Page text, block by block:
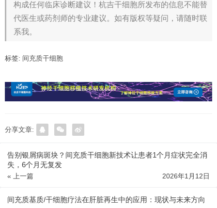
构成任何临床诊断建议！杭吉干细胞所发布的信息不能替
代医生或药剂师的专业建议。如有版权等疑问，请随时联
系我。
标签: 间充质干细胞
分享文章:
告别银屑病斑块？间充质干细胞新技术让患者1个月症状完全消
失，6个月无复发
« 上一篇 2026年1月12日
间充质基质/干细胞疗法在肝脏再生中的应用：现状与未来方向